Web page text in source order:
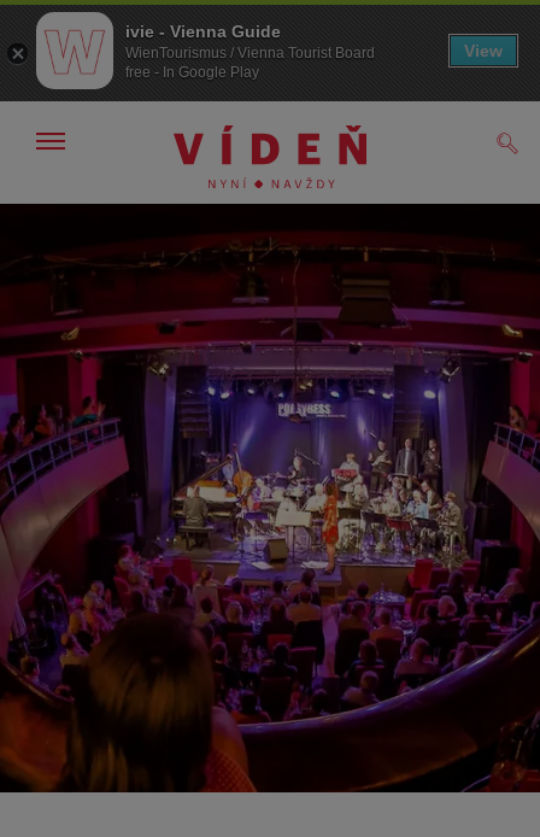
Přejít
procházení
Přejít
Zobrazit/skrýt
ivie - Vienna Guide
WienTourismus / Vienna Tourist Board
free - In Google Play
View